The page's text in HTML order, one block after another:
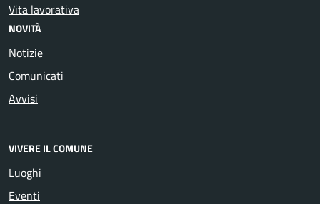
Vita lavorativa
NOVITÀ
Notizie
Comunicati
Avvisi
VIVERE IL COMUNE
Luoghi
Eventi